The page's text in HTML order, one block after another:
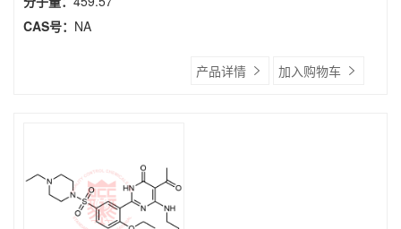
CAS号： NA
产品详情 加入购物车